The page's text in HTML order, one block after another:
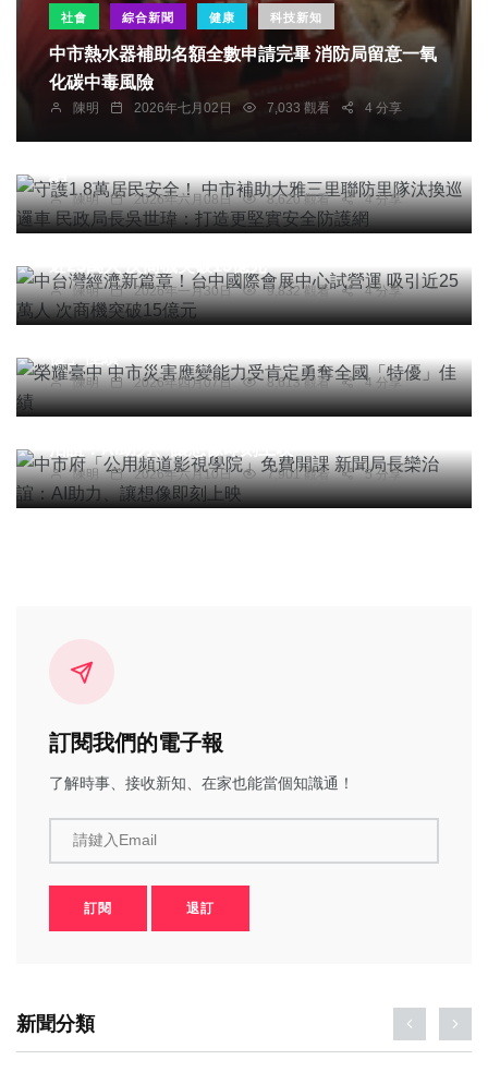
社會 綜合新聞 健康 科技新知
中市熱水器補助名額全數申請完畢 消防局留意一氧
化碳中毒風險
陳明 2026年七月02日 7,033 觀看 4 分享
社會 宗教
守護1.8萬居民安全！ 中市補助大雅三里聯防里隊
汰換巡邏車 民政局長吳世瑋：打造更堅實安全防護
陳明 2026年六月08日 8,620 觀看 4 分享
社會 綜合新聞 科技新知
中台灣經濟新篇章！台中國際會展中心試營運 吸引
陳明 2026年一月30日 9,832 觀看 4 分享
社會 綜合新聞 科技新知
榮耀臺中 中市災害應變能力受肯定勇奪全國「特
陳明 2026年四月07日 8,613 觀看 4 分享
社會 綜合新聞 文教 科技新知
中市府「公用頻道影視學院」免費開課 新聞局長欒
陳明 2026年六月10日 7,901 觀看 5 分享
訂閱我們的電子報
了解時事、接收新知、在家也能當個知識通！
請鍵入Email
訂閱 退訂
新聞分類